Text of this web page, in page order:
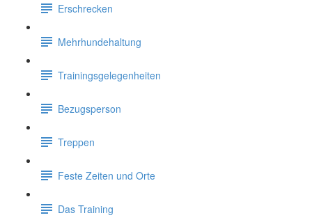
Erschrecken
Mehrhundehaltung
Trainingsgelegenheiten
Bezugsperson
Treppen
Feste Zeiten und Orte
Das Training